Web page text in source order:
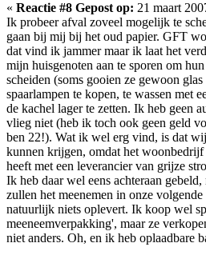
« Reactie #8 Gepost op: 21 maart
Ik probeer afval zoveel mogelijk te
gaan bij mij bij het oud papier. GFT
dat vind ik jammer maar ik laat het
mijn huisgenoten aan te sporen om
scheiden (soms gooien ze gewoon
spaarlampen te kopen, te wassen met
de kachel lager te zetten. Ik heb geen
vlieg niet (heb ik toch ook geen geld
ben 22!). Wat ik wel erg vind, is dat
kunnen krijgen, omdat het woonbedrijf
heeft met een leverancier van grijze
Ik heb daar wel eens achteraan
zullen het meenemen in onze
natuurlijk niets oplevert. Ik koop wel
meeneemverpakking', maar ze
niet anders. Oh, en ik heb oplaadbare